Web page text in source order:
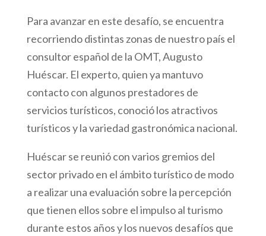
Para avanzar en este desafío, se encuentra
recorriendo distintas zonas de nuestro país el
consultor español de la OMT, Augusto
Huéscar. El experto, quien ya mantuvo
contacto con algunos prestadores de
servicios turísticos, conoció los atractivos
turísticos y la variedad gastronómica nacional.
Huéscar se reunió con varios gremios del
sector privado en el ámbito turístico de modo
a realizar una evaluación sobre la percepción
que tienen ellos sobre el impulso al turismo
durante estos años y los nuevos desafíos que